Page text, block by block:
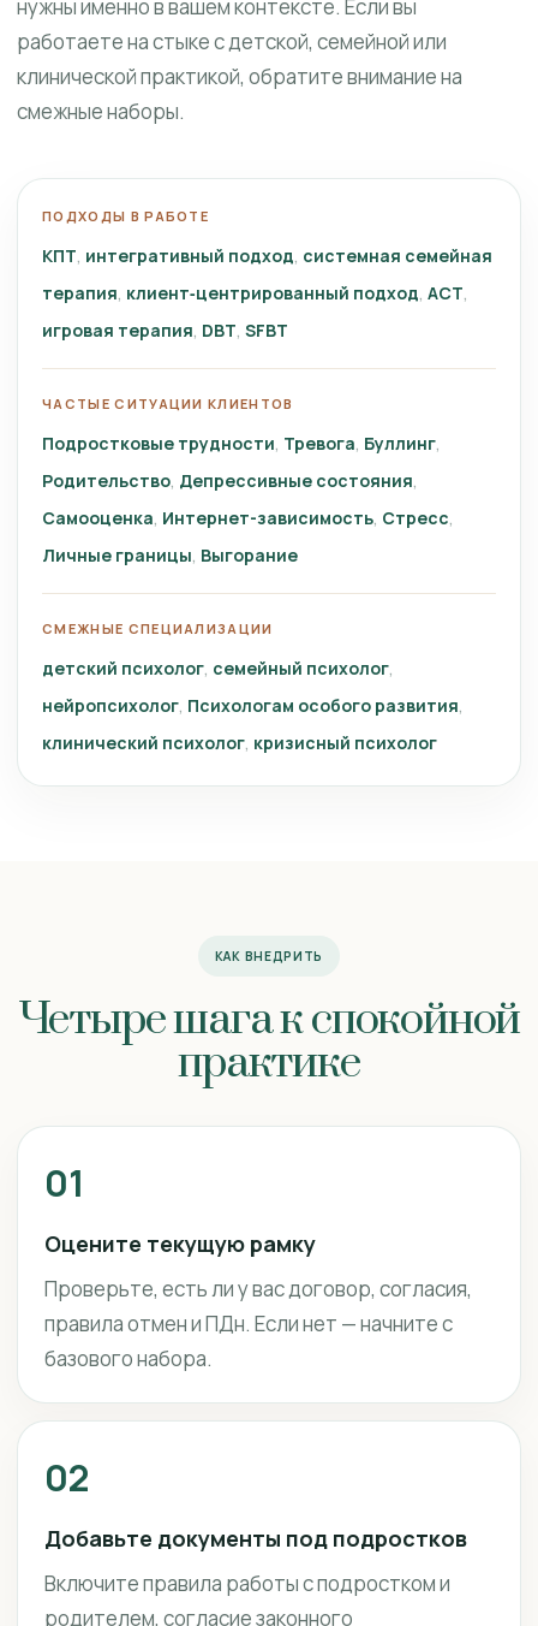
нужны именно в вашем контексте. Если вы
работаете на стыке с детской, семейной или
клинической практикой, обратите внимание на
смежные наборы.
ПОДХОДЫ В РАБОТЕ
КПТ интегративный подход системная семейная
терапия клиент‑центрированный подход ACT
игровая терапия DBT SFBT
ЧАСТЫЕ СИТУАЦИИ КЛИЕНТОВ
Подростковые трудности Тревога Буллинг
Родительство Депрессивные состояния
Самооценка Интернет-зависимость Стресс
Личные границы Выгорание
СМЕЖНЫЕ СПЕЦИАЛИЗАЦИИ
детский психолог семейный психолог
нейропсихолог Психологам особого развития
клинический психолог кризисный психолог
КАК ВНЕДРИТЬ
Четыре шага к спокойной
практике
01
Оцените текущую рамку
Проверьте, есть ли у вас договор, согласия,
правила отмен и ПДн. Если нет — начните с
базового набора.
02
Добавьте документы под подростков
Включите правила работы с подростком и
родителем, согласие законного